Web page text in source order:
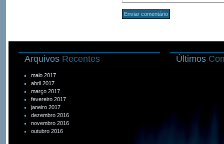
Arquivos Recentes
maio 2017
abril 2017
março 2017
fevereiro 2017
janeiro 2017
dezembro 2016
novembro 2016
outubro 2016
Últimos